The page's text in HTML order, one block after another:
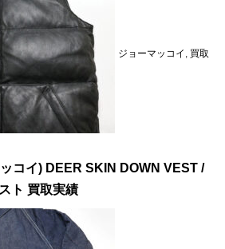
ジョーマッコイ 買取
コイ) DEER SKIN DOWN VEST /
ト 買取実績